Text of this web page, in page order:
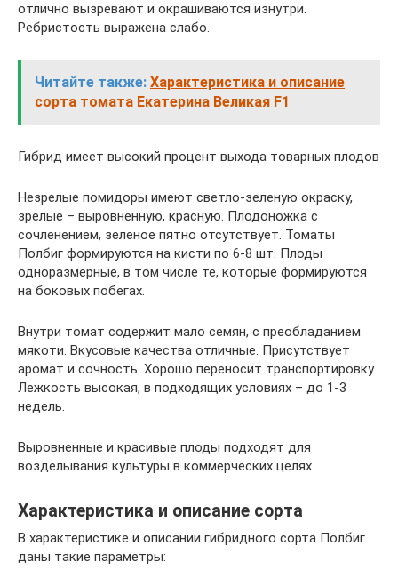
отлично вызревают и окрашиваются изнутри.
Ребристость выражена слабо.
Читайте также: Характеристика и описание
сорта томата Екатерина Великая F1
Гибрид имеет высокий процент выхода товарных плодов
Незрелые помидоры имеют светло-зеленую окраску,
зрелые – выровненную, красную. Плодоножка с
сочленением, зеленое пятно отсутствует. Томаты
Полбиг формируются на кисти по 6-8 шт. Плоды
одноразмерные, в том числе те, которые формируются
на боковых побегах.
Внутри томат содержит мало семян, с преобладанием
мякоти. Вкусовые качества отличные. Присутствует
аромат и сочность. Хорошо переносит транспортировку.
Лежкость высокая, в подходящих условиях – до 1-3
недель.
Выровненные и красивые плоды подходят для
возделывания культуры в коммерческих целях.
Характеристика и описание сорта
В характеристике и описании гибридного сорта Полбиг
даны такие параметры: